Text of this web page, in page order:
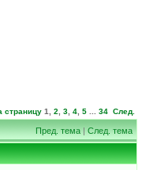
страницу 1 2 3 4 5 34 След.
Пред. тема|След. тема